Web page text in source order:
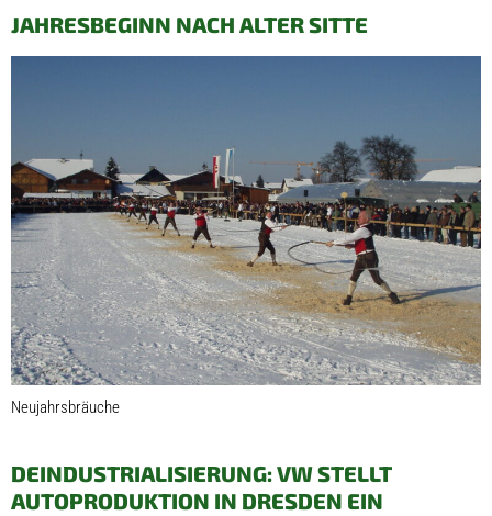
JAHRESBEGINN NACH ALTER SITTE
Neujahrsbräuche
DEINDUSTRIALISIERUNG: VW STELLT
AUTOPRODUKTION IN DRESDEN EIN